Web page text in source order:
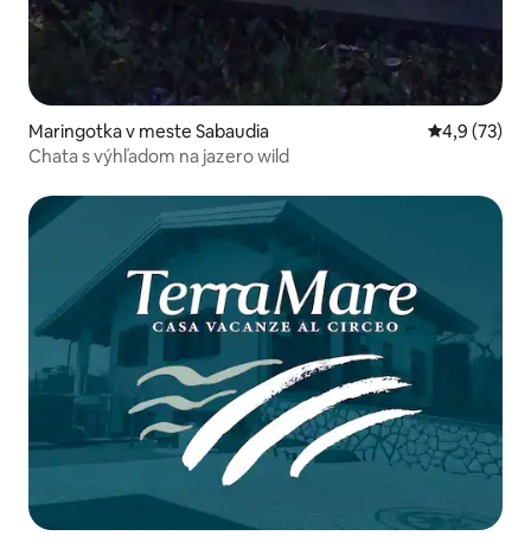
Maringotka v meste Sabaudia Priemerné
4,9 (73)
Chata s výhľadom na jazero wild